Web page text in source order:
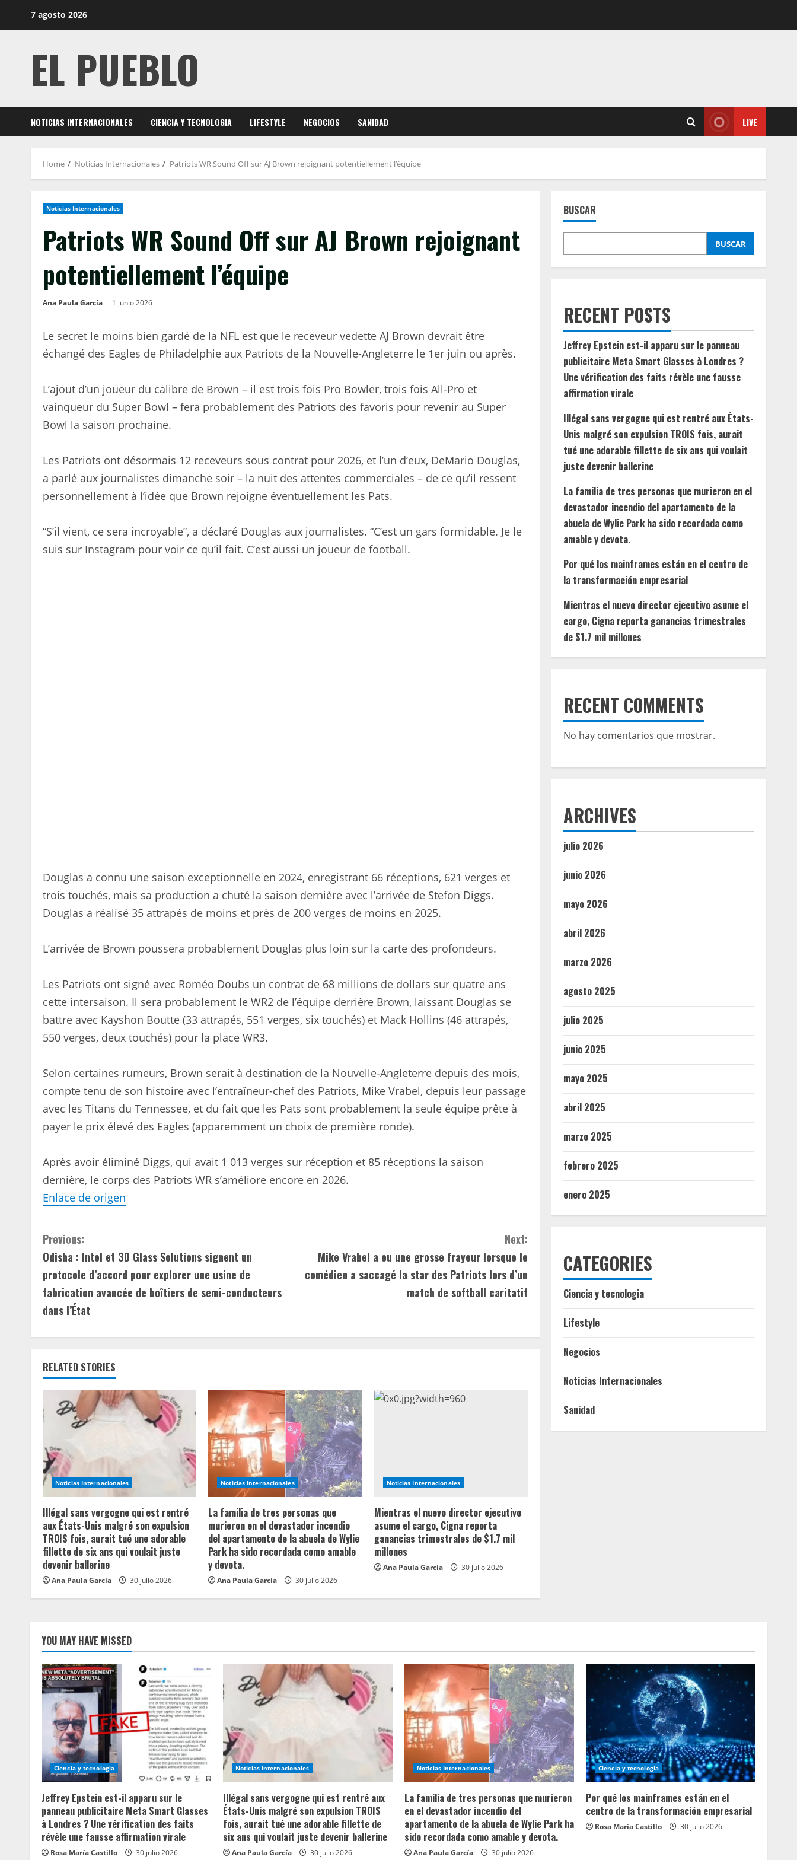
7 agosto 2026
EL PUEBLO
NOTICIAS INTERNACIONALES CIENCIA Y TECNOLOGIA LIFESTYLE NEGOCIOS SANIDAD LIVE
Home Noticias Internacionales Patriots WR Sound Off sur AJ Brown rejoignant potentiellement l’équipe
Noticias Internacionales
Patriots WR Sound Off sur AJ Brown rejoignant
potentiellement l’équipe
Ana Paula García 1 junio 2026
Le secret le moins bien gardé de la NFL est que le receveur vedette AJ Brown devrait être
échangé des Eagles de Philadelphie aux Patriots de la Nouvelle-Angleterre le 1er juin ou après.
L’ajout d’un joueur du calibre de Brown – il est trois fois Pro Bowler, trois fois All-Pro et
vainqueur du Super Bowl – fera probablement des Patriots des favoris pour revenir au Super
Bowl la saison prochaine.
Les Patriots ont désormais 12 receveurs sous contrat pour 2026, et l’un d’eux, DeMario Douglas,
a parlé aux journalistes dimanche soir – la nuit des attentes commerciales – de ce qu’il ressent
personnellement à l’idée que Brown rejoigne éventuellement les Pats.
“S’il vient, ce sera incroyable”, a déclaré Douglas aux journalistes. “C’est un gars formidable. Je le
suis sur Instagram pour voir ce qu’il fait. C’est aussi un joueur de football.
Douglas a connu une saison exceptionnelle en 2024, enregistrant 66 réceptions, 621 verges et
trois touchés, mais sa production a chuté la saison dernière avec l’arrivée de Stefon Diggs.
Douglas a réalisé 35 attrapés de moins et près de 200 verges de moins en 2025.
L’arrivée de Brown poussera probablement Douglas plus loin sur la carte des profondeurs.
Les Patriots ont signé avec Roméo Doubs un contrat de 68 millions de dollars sur quatre ans
cette intersaison. Il sera probablement le WR2 de l’équipe derrière Brown, laissant Douglas se
battre avec Kayshon Boutte (33 attrapés, 551 verges, six touchés) et Mack Hollins (46 attrapés,
550 verges, deux touchés) pour la place WR3.
Selon certaines rumeurs, Brown serait à destination de la Nouvelle-Angleterre depuis des mois,
compte tenu de son histoire avec l’entraîneur-chef des Patriots, Mike Vrabel, depuis leur passage
avec les Titans du Tennessee, et du fait que les Pats sont probablement la seule équipe prête à
payer le prix élevé des Eagles (apparemment un choix de première ronde).
Après avoir éliminé Diggs, qui avait 1 013 verges sur réception et 85 réceptions la saison
dernière, le corps des Patriots WR s’améliore encore en 2026.
Enlace de origen
C
o
n
t
i
n
u
e
R
e
a
d
i
n
g
Previous:
Odisha : Intel et 3D Glass Solutions signent un
protocole d’accord pour explorer une usine de
fabrication avancée de boîtiers de semi-conducteurs
dans l’État
Next:
Mike Vrabel a eu une grosse frayeur lorsque le
comédien a saccagé la star des Patriots lors d’un
match de softball caritatif
RELATED STORIES
Noticias Internacionales
Illégal sans vergogne qui est rentré
aux États-Unis malgré son expulsion
TROIS fois, aurait tué une adorable
fillette de six ans qui voulait juste
devenir ballerine
Ana Paula García 30 julio 2026
Noticias Internacionales
La familia de tres personas que
murieron en el devastador incendio
del apartamento de la abuela de Wylie
Park ha sido recordada como amable
y devota.
Ana Paula García 30 julio 2026
Noticias Internacionales
Mientras el nuevo director ejecutivo
asume el cargo, Cigna reporta
ganancias trimestrales de $1.7 mil
millones
Ana Paula García 30 julio 2026
BUSCAR
BUSCAR
RECENT POSTS
Jeffrey Epstein est-il apparu sur le panneau
publicitaire Meta Smart Glasses à Londres ?
Une vérification des faits révèle une fausse
affirmation virale
Illégal sans vergogne qui est rentré aux États-
Unis malgré son expulsion TROIS fois, aurait
tué une adorable fillette de six ans qui voulait
juste devenir ballerine
La familia de tres personas que murieron en el
devastador incendio del apartamento de la
abuela de Wylie Park ha sido recordada como
amable y devota.
Por qué los mainframes están en el centro de
la transformación empresarial
Mientras el nuevo director ejecutivo asume el
cargo, Cigna reporta ganancias trimestrales
de $1.7 mil millones
RECENT COMMENTS
No hay comentarios que mostrar.
ARCHIVES
julio 2026
junio 2026
mayo 2026
abril 2026
marzo 2026
agosto 2025
julio 2025
junio 2025
mayo 2025
abril 2025
marzo 2025
febrero 2025
enero 2025
CATEGORIES
Ciencia y tecnologia
Lifestyle
Negocios
Noticias Internacionales
Sanidad
YOU MAY HAVE MISSED
Ciencia y tecnologia
Jeffrey Epstein est-il apparu sur le
panneau publicitaire Meta Smart Glasses
à Londres ? Une vérification des faits
révèle une fausse affirmation virale
Rosa María Castillo 30 julio 2026
Noticias Internacionales
Illégal sans vergogne qui est rentré aux
États-Unis malgré son expulsion TROIS
fois, aurait tué une adorable fillette de
six ans qui voulait juste devenir ballerine
Ana Paula García 30 julio 2026
Noticias Internacionales
La familia de tres personas que murieron
en el devastador incendio del
apartamento de la abuela de Wylie Park ha
sido recordada como amable y devota.
Ana Paula García 30 julio 2026
Ciencia y tecnologia
Por qué los mainframes están en el
centro de la transformación empresarial
Rosa María Castillo 30 julio 2026